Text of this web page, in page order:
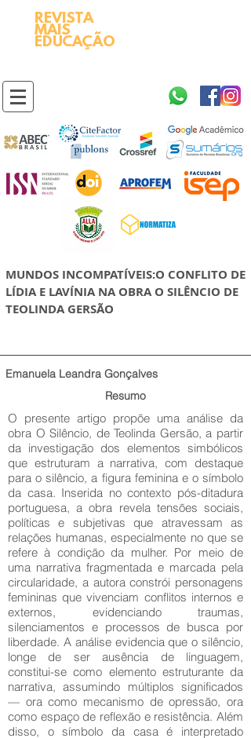
REVISTA
MAIS
EDUCAÇÃO
MUNDOS INCOMPATÍVEIS:O CONFLITO DE
LÍDIA E LAVÍNIA NA OBRA O SILÊNCIO DE
TEOLINDA GERSÃO
Emanuela Leandra Gonçalves
Resumo
O presente artigo propõe uma análise da
obra O Silêncio, de Teolinda Gersão, a partir
da investigação dos elementos simbólicos
que estruturam a narrativa, com destaque
para o silêncio, a figura feminina e o símbolo
da casa. Inserida no contexto pós-ditadura
portuguesa, a obra revela tensões sociais,
políticas e subjetivas que atravessam as
relações humanas, especialmente no que se
refere à condição da mulher. Por meio de
uma narrativa fragmentada e marcada pela
circularidade, a autora constrói personagens
femininas que vivenciam conflitos internos e
externos, evidenciando traumas,
silenciamentos e processos de busca por
liberdade. A análise evidencia que o silêncio,
longe de ser ausência de linguagem,
constitui-se como elemento estruturante da
narrativa, assumindo múltiplos significados
— ora como mecanismo de opressão, ora
como espaço de reflexão e resistência. Além
disso, o símbolo da casa é interpretado